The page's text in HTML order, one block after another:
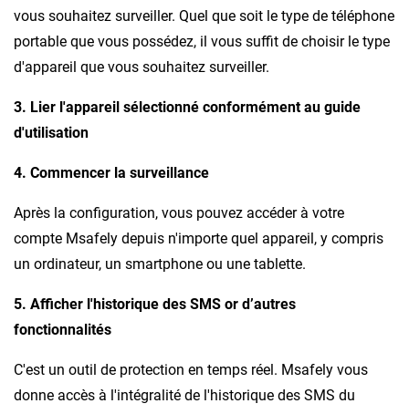
vous souhaitez surveiller. Quel que soit le type de téléphone
portable que vous possédez, il vous suffit de choisir le type
d'appareil que vous souhaitez surveiller.
3. Lier l'appareil sélectionné conformément au guide
d'utilisation
4. Commencer la surveillance
Après la configuration, vous pouvez accéder à votre
compte Msafely depuis n'importe quel appareil, y compris
un ordinateur, un smartphone ou une tablette.
5. Afficher l'historique des SMS or d’autres
fonctionnalités
C'est un outil de protection en temps réel. Msafely vous
donne accès à l'intégralité de l'historique des SMS du